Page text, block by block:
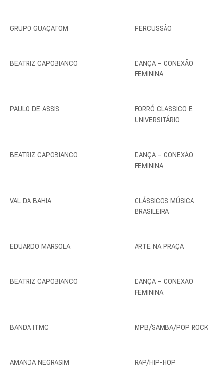
GRUPO GUAÇATOM PERCUSSÃO
BEATRIZ CAPOBIANCO
DANÇA – CONEXÃO
FEMININA
PAULO DE ASSIS
FORRÓ CLASSICO E
UNIVERSITÁRIO
BEATRIZ CAPOBIANCO
DANÇA – CONEXÃO
FEMININA
VAL DA BAHIA
CLÁSSICOS MÚSICA
BRASILEIRA
EDUARDO MARSOLA ARTE NA PRAÇA
BEATRIZ CAPOBIANCO
DANÇA – CONEXÃO
FEMININA
BANDA ITMC MPB/SAMBA/POP ROCK
AMANDA NEGRASIM RAP/HIP-HOP